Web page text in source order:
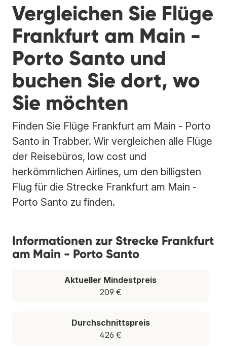
Vergleichen Sie Flüge
Frankfurt am Main -
Porto Santo und
buchen Sie dort, wo
Sie möchten
Finden Sie Flüge Frankfurt am Main - Porto
Santo in Trabber. Wir vergleichen alle Flüge
der Reisebüros, low cost und
herkömmlichen Airlines, um den billigsten
Flug für die Strecke Frankfurt am Main -
Porto Santo zu finden.
Informationen zur Strecke Frankfurt
am Main - Porto Santo
Aktueller Mindestpreis
209 €
Durchschnittspreis
426 €